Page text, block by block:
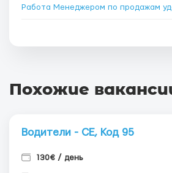
Похожие
Водители - СЕ, Код 95
130€ / день